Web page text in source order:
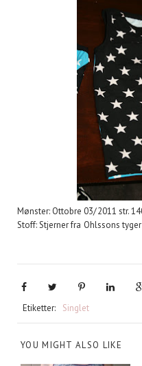
Mønster: Ottobre 03/2011 str.
Stoff: Stjerner fra Ohlssons
Etiketter: Singlet
YOU MIGHT ALSO LIKE